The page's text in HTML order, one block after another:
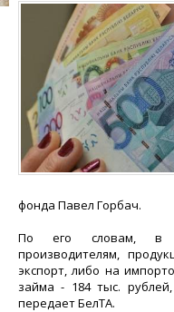
фонда Павел Горбач.
По его словам, в
производителям,
экспорт, либо на
займа - 184 тыс.
передает БелТА.